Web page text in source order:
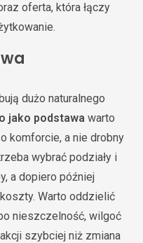
oferta, która łączy
dużo naturalnego
jako podstawa warto
komforcie, a nie drobny
wybrać podziały i
a dopiero później
Warto oddzielić
nieszczelność, wilgoć
szybciej niż zmiana